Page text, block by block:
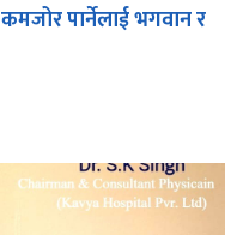
पार्नेलाई भगवान र